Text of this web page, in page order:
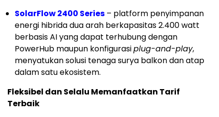
SolarFlow 2400 Series – platform penyimpanan
energi hibrida dua arah berkapasitas 2.400 watt
berbasis AI yang dapat terhubung dengan
PowerHub maupun konfigurasiplug-and-play,
menyatukan solusi tenaga surya balkon dan atap
dalam satu ekosistem.
Fleksibel dan Selalu Memanfaatkan Tarif
Terbaik